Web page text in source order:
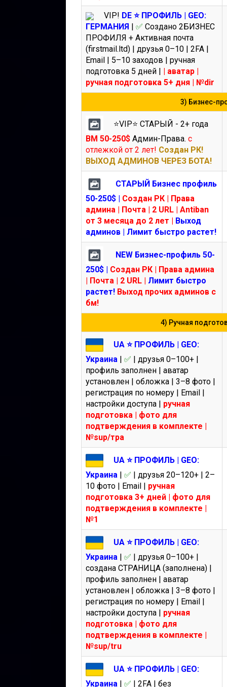
VIP! DE ⭐️ ПРОФИЛЬ | GEO:
ГЕРМАНИЯ | ✅ Создано 2БИЗНЕС
ПРОФИЛЯ + Активная почта
(firstmail.ltd) | друзья 0–10 | 2FA |
Email | 5–10 заходов | ручная
подготовка 5 дней | | аватар |
ручная подготовка 5+ дня | №dir
3) Бизнес-
⭐️VIP⭐️ СТАРЫЙ - 2+ года
BM 50-250$ Админ-Права. с
отлежкой от 2 лет! Создан РК!
ВЫХОД АДМИНОВ ЧЕРЕЗ БОТА!
СТАРЫЙ Бизнес профиль
50-250$ | Создан РК | Права
админа | Почта | 2 URL | Antiban
от 3 месяца до 2 лет | Выход
админов | Лимит быстро растет!
NEW Бизнес-профиль 50-
250$ | Создан РК | Права админа
| Почта | 2 URL | Лимит быстро
растет! Выход прочих админов с
бм!
4) Ручная
UA ⭐️ ПРОФИЛЬ | GEO:
Украина | ✅ | друзья 0–100+ |
профиль заполнен | аватар
установлен | обложка | 3–8 фото |
регистрация по номеру | Email |
настройки доступа | ручная
подготовка | фото для
подтверждения в комплекте |
№sup/тра
UA ⭐️ ПРОФИЛЬ | GEO:
Украина | ✅ | друзья 20–120+ | 2–
10 фото | Email | ручная
подготовка 3+ дней | фото для
подтверждения в комплекте |
№1
UA ⭐️ ПРОФИЛЬ | GEO:
Украина | ✅ | друзья 0–100+ |
создана СТРАНИЦА (заполнена) |
профиль заполнен | аватар
установлен | обложка | 3–8 фото |
регистрация по номеру | Email |
настройки доступа | ручная
подготовка | фото для
подтверждения в комплекте |
№sup/tru
UA ⭐️ ПРОФИЛЬ | GEO:
Украина | ✅ | 2FA | без